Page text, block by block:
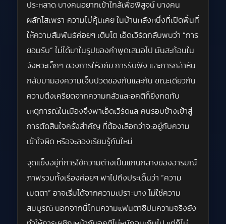
ประหลาด บางคนอยากเข้าใกล้เพื่อพิสูจน์ บางคน
ผลักไสเพราะความไม่คุ้นเคย ในบ้านหลังหนึ่งที่เปิดพื้นที่
ให้ความสัมพันธ์ค่อยๆ เติบโต เอ็ดเวิร์ดกลับพบว่า “การ
ยอมรับ” ไม่ได้มาในรูปของคำพูดเสมอไป มันสะท้อนใน
จังหวะเล็กๆ ของการให้อภัย การรับฟัง และการกล้าหัน
กลับมามองความเจ็บปวดของกันและกัน ขณะเดียวกัน
ความตึงเครียดจากความกลัวและอคติก็ยิ่งกดทับ
เหตุการณ์ในเมืองจึงพาเอ็ดเวิร์ดและคนรอบข้างเข้าสู่
การตัดสินใจครั้งสำคัญ ที่ต้องเลือกว่าจะอยู่กับความ
เข้าใจผิด หรือจะลองเรียนรู้กันใหม่
จุดแข็งอยู่ที่การใช้ความต่างเป็นแกนกลางของอารมณ์
ภาพรวมทั้งเรื่องค่อยๆ พาไปถึงประเด็นว่า “ความ
เมตตา” อาจเริ่มได้จากความเปราะบาง ไม่ใช่ความ
สมบูรณ์ นอกจากนี้โทนความแฟนตาซีปนความจริงยัง